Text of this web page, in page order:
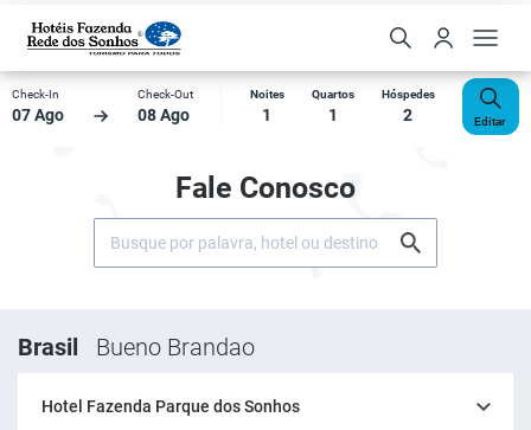
Check-In
07 Ago
Check-Out
08 Ago
Noites
1
Quartos
1
Hóspedes
2 Editar
Fale Conosco
Brasil Bueno Brandao
Hotel Fazenda Parque dos Sonhos